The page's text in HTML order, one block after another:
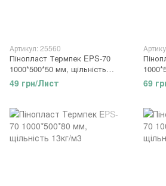
Артикул: 25560
Пінопласт Термпек EPS-70
1000*500*50 мм, щільність
13кг/м3
49 грн/Лист
13кг/
69